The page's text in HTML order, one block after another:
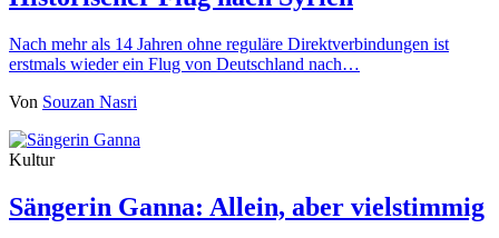
Nach mehr als 14 Jahren ohne reguläre Direktverbindungen ist
erstmals wieder ein Flug von Deutschland nach…
Von Souzan Nasri
Kultur
Sängerin Ganna: Allein, aber vielstimmig